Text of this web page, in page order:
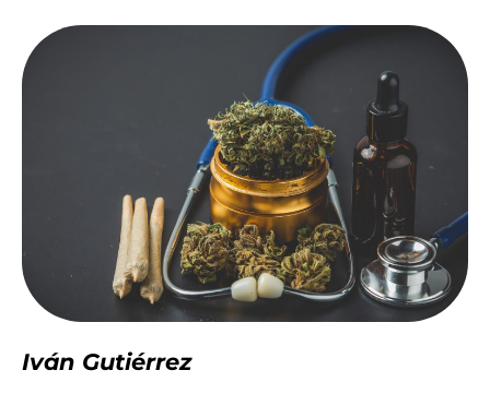
Iván Gutiérrez